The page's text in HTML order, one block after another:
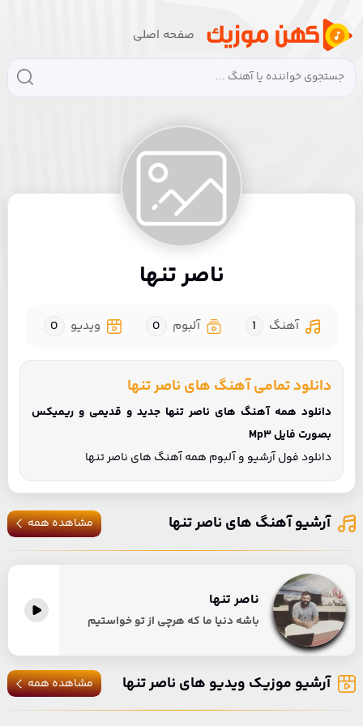
صفحه اصلی
ناصر تنها
آهنگ 1 آلبوم 0 ویدیو 0
دانلود تمامی آهنگ های ناصر تنها
دانلود همه آهنگ های ناصر تنها جدید و قدیمی و ریمیکس
بصورت فایل Mp3
دانلود فول آرشیو و آلبوم همه آهنگ های ناصر تنها
آرشیو آهنگ های ناصر تنها مشاهده همه
ناصر تنها
باشه دنیا ما که هرچی از تو خواستیم
آرشیو موزیک ویدیو های ناصر تنها مشاهده همه